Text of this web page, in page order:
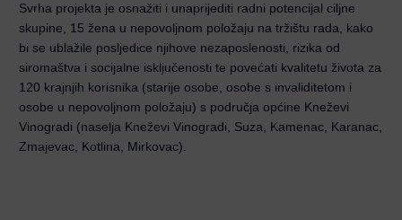
Svrha projekta je osnažiti i unaprijediti radni potencijal ciljne
skupine, 15 žena u nepovoljnom položaju na tržištu rada, kako
bi se ublažile posljedice njihove nezaposlenosti, rizika od
siromaštva i socijalne isključenosti te povećati kvalitetu života za
120 krajnjih korisnika (starije osobe, osobe s invaliditetom i
osobe u nepovoljnom položaju) s područja općine Kneževi
Vinogradi (naselja Kneževi Vinogradi, Suza, Kamenac, Karanac,
Zmajevac, Kotlina, Mirkovac).